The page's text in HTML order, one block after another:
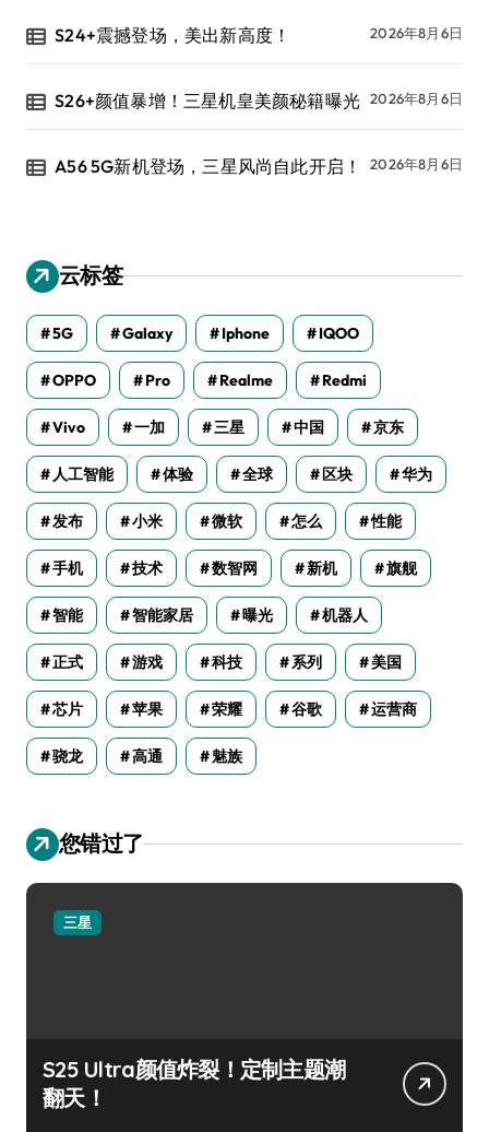
S24+震撼登场，美出新高度！ 2026年8月6日
S26+颜值暴增！三星机皇美颜秘籍曝光 2026年8月6日
A56 5G新机登场，三星风尚自此开启！ 2026年8月6日
云标签
5G Galaxy Iphone IQOO
OPPO Pro Realme Redmi
Vivo 一加 三星 中国 京东
人工智能 体验 全球 区块 华为
发布 小米 微软 怎么 性能
手机 技术 数智网 新机 旗舰
智能 智能家居 曝光 机器人
正式 游戏 科技 系列 美国
芯片 苹果 荣耀 谷歌 运营商
骁龙 高通 魅族
您错过了
三星
S25 Ultra颜值炸裂！定制主题潮
翻天！